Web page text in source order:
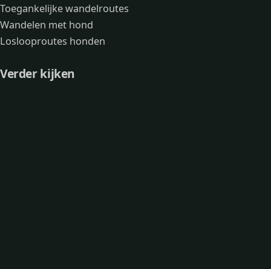
Toegankelijke wandelroutes
Wandelen met hond
Loslooproutes honden
Verder kijken